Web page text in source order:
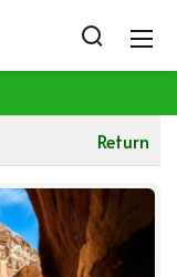
Return